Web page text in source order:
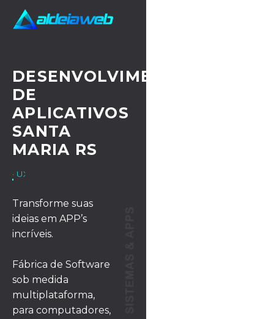
DESENVOLVIMENTO
DE
APLICATIVOS
SANTA
MARIA RS
· UX/UI DESIGN
Transforme suas
ideias em APP’s
incríveis.
Fábrica de Software
sob medida
multiplataforma,
para computadores,